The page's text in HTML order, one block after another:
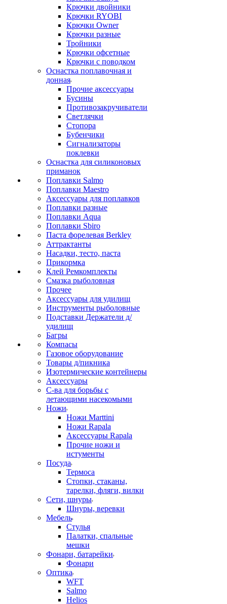
Крючки двойники
Крючки RYOBI
Крючки Owner
Крючки разные
Тройники
Крючки офсетные
Крючки с поводком
Оснастка поплавочная и
донная
Прочие аксессуары
Бусины
Противозакручиватели
Светлячки
Стопора
Бубенчики
Сигнализаторы
поклевки
Оснастка для силиконовых
приманок
Поплавки Salmo
Поплавки Maestro
Аксессуары для поплавков
Поплавки разные
Поплавки Aqua
Поплавки Sbiro
Паста форелевая Berkley
Аттрактанты
Насадки, тесто, паста
Прикормка
Клей Ремкомплекты
Смазка рыболовная
Прочее
Аксессуары для удилищ
Инструменты рыболовные
Подставки Держатели д/
удилищ
Багры
Компасы
Газовое оборудование
Товары д/пикника
Изотермические контейнеры
Аксессуары
С-ва для борьбы с
летающими насекомыми
Ножи
Ножи Marttini
Ножи Rapala
Аксессуары Rapala
Прочие ножи и
истументы
Посуда
Термоса
Стопки, стаканы,
тарелки, фляги, вилки
Сети, шнуры
Шнуры, веревки
Мебель
Стулья
Палатки, спальные
мешки
Фонари, батарейки
Фонари
Оптика
WFT
Salmo
Helios